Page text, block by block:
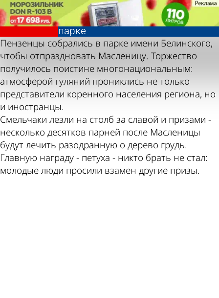
Празднование
Масленицы в
парке
Фотолента,
«Общество»
Пензенцы собрались в парке имени Белинского,
чтобы отпраздновать Масленицу. Торжество
получилось поистине многонациональным:
атмосферой гуляний прониклись не только
представители коренного населения региона, но
и иностранцы.
Смельчаки лезли на столб за славой и призами -
несколько десятков парней после Масленицы
будут лечить разодранную о дерево грудь.
Главную награду - петуха - никто брать не стал:
молодые люди просили взамен другие призы.
Празднование
Масленицы в
парке
«Общество»